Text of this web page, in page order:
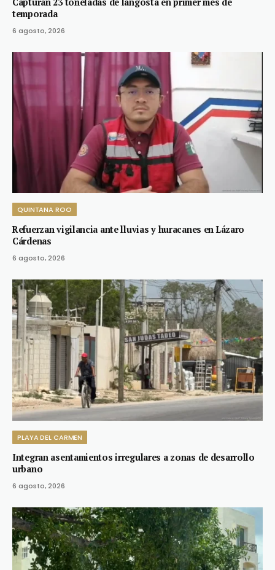
temporada
6 agosto, 2026
QUINTANA ROO
Refuerzan vigilancia ante lluvias y huracanes en Lázaro
Cárdenas
6 agosto, 2026
PLAYA DEL CARMEN
Integran asentamientos irregulares a zonas de desarrollo
urbano
6 agosto, 2026